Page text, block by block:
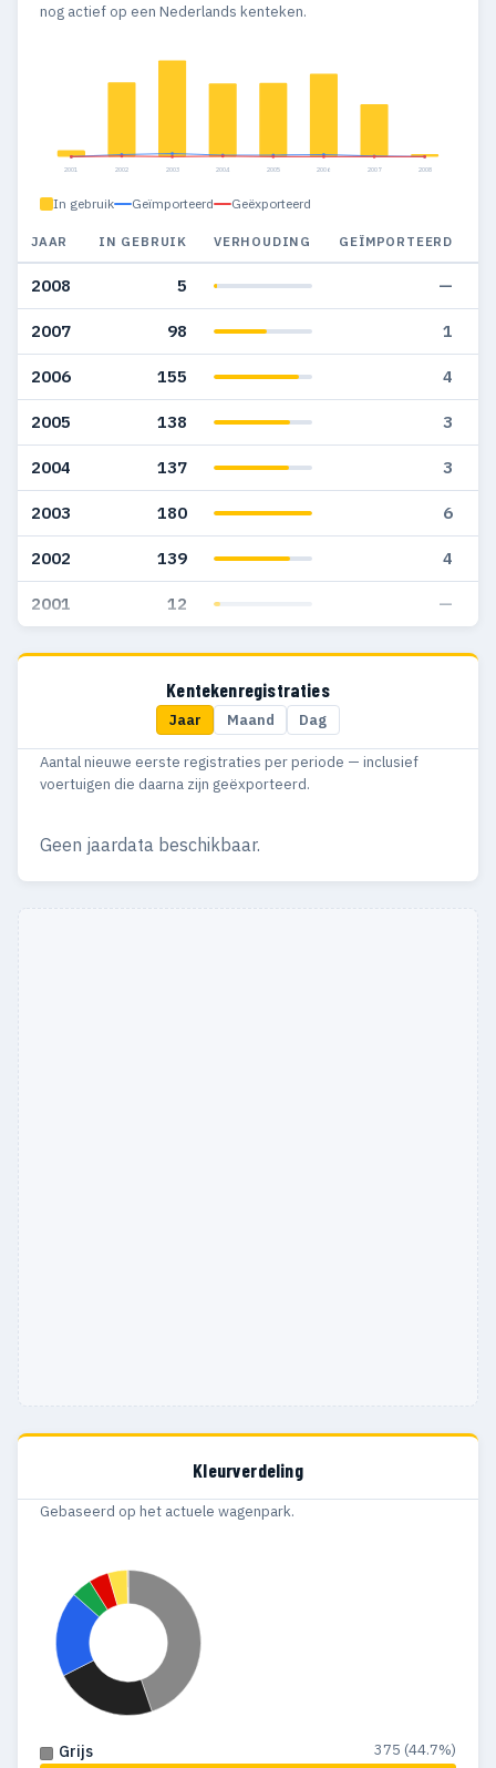
nog actief op een Nederlands kenteken.
2001 2002 2003 2004 2005 2006 2007 2008
In gebruik Geïmporteerd Geëxporteerd
JAAR IN GEBRUIK VERHOUDING GEÏMPORTEERD
2008 5 —
2007 98 1
2006 155 4
2005 138 3
2004 137 3
2003 180 6
2002 139 4
2001 12 —
Kentekenregistraties
Jaar Maand Dag
Aantal nieuwe eerste registraties per periode — inclusief
voertuigen die daarna zijn geëxporteerd.
Geen jaardata beschikbaar.
Kleurverdeling
Gebaseerd op het actuele wagenpark.
Grijs 375 (44.7%)